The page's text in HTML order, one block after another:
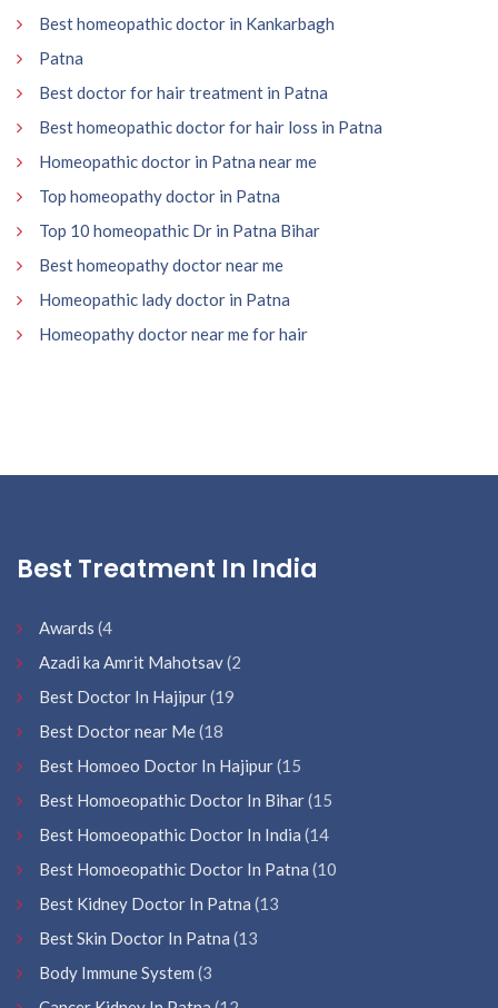
Best homeopathic doctor in Kankarbagh
Patna
Best doctor for hair treatment in Patna
Best homeopathic doctor for hair loss in Patna
Homeopathic doctor in Patna near me
Top homeopathy doctor in Patna
Top 10 homeopathic Dr in Patna Bihar
Best homeopathy doctor near me
Homeopathic lady doctor in Patna
Homeopathy doctor near me for hair
Best Treatment In India
Awards (4
Azadi ka Amrit Mahotsav(2
Best Doctor In Hajipur(19
Best Doctor near Me(18
Best Homoeo Doctor In Hajipur(15
Best Homoeopathic Doctor In Bihar(15
Best Homoeopathic Doctor In India (14
Best Homoeopathic Doctor In Patna (10
Best Kidney Doctor In Patna (13
Best Skin Doctor In Patna (13
Body Immune System (3